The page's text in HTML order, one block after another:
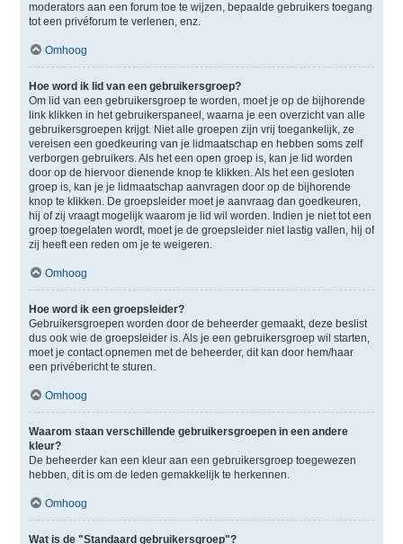
moderators aan een forum toe te wijzen, bepaalde gebruikers toegang
tot een privéforum te verlenen, enz.
Omhoog
Hoe word ik lid van een gebruikersgroep?
Om lid van een gebruikersgroep te worden, moet je op de bijhorende
link klikken in het gebruikerspaneel, waarna je een overzicht van alle
gebruikersgroepen krijgt. Niet alle groepen zijn vrij toegankelijk, ze
vereisen een goedkeuring van je lidmaatschap en hebben soms zelf
verborgen gebruikers. Als het een open groep is, kan je lid worden
door op de hiervoor dienende knop te klikken. Als het een gesloten
groep is, kan je je lidmaatschap aanvragen door op de bijhorende
knop te klikken. De groepsleider moet je aanvraag dan goedkeuren,
hij of zij vraagt mogelijk waarom je lid wil worden. Indien je niet tot een
groep toegelaten wordt, moet je de groepsleider niet lastig vallen, hij of
zij heeft een reden om je te weigeren.
Omhoog
Hoe word ik een groepsleider?
Gebruikersgroepen worden door de beheerder gemaakt, deze beslist
dus ook wie de groepsleider is. Als je een gebruikersgroep wil starten,
moet je contact opnemen met de beheerder, dit kan door hem/haar
een privébericht te sturen.
Omhoog
Waarom staan verschillende gebruikersgroepen in een andere
kleur?
De beheerder kan een kleur aan een gebruikersgroep toegewezen
hebben, dit is om de leden gemakkelijk te herkennen.
Omhoog
Wat is de "Standaard gebruikersgroep"?